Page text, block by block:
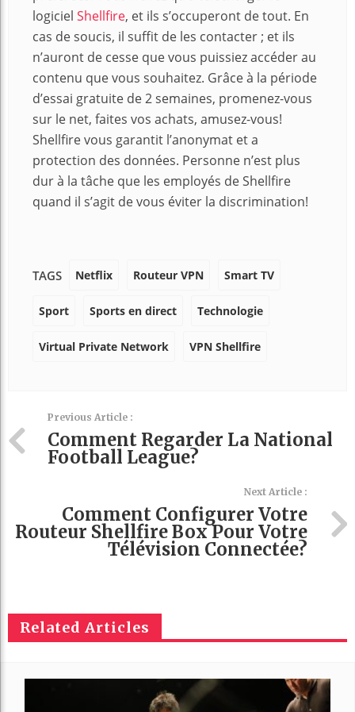
logiciel Shellfire, et ils s’occuperont de tout. En
cas de soucis, il suffit de les contacter ; et ils
n’auront de cesse que vous puissiez accéder au
contenu que vous souhaitez. Grâce à la période
d’essai gratuite de 2 semaines, promenez-vous
sur le net, faites vos achats, amusez-vous!
Shellfire vous garantit l’anonymat et a
protection des données. Personne n’est plus
dur à la tâche que les employés de Shellfire
quand il s’agit de vous éviter la discrimination!
TAGS Netflix Routeur VPN Smart TV
Sport Sports en direct Technologie
Virtual Private Network VPN Shellfire
Previous Article :
Comment Regarder La National
Football League?
Next Article :
Comment Configurer Votre
Routeur Shellfire Box Pour Votre
Télévision Connectée?
Related Articles